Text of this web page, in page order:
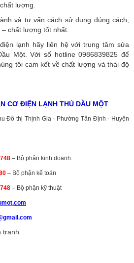
lượng.
và tư vấn cách sử dụng đúng cách,
chất lượng tốt nhất.
lạnh hãy liên hệ với trung tâm sửa
Một. Với số hotline 0986839825 để
tôi cam kết về chất lượng và thái độ
CƠ ĐIỆN LẠNH THỦ DẦU MỘT
Đô thị Thịnh Gia - Phường Tân Định - Huyện
– Bộ phận kinh doanh.
– Bộ phận kế toán
– Bộ phận kỹ thuật
com
tranh